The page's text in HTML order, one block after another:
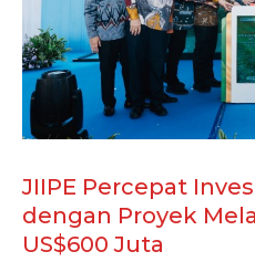
JIIPE Percepat
dengan Proyek
US$600 Juta